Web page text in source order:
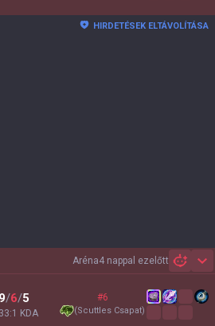
HIRDETÉSEK ELTÁVOLÍTÁSA
Aréna4 nappal ezelőtt
9/6/5
KDA
#6
(Scuttles Csapat)